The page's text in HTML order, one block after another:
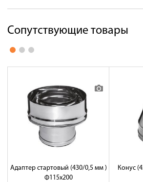
Сопутствующие товары
Адаптер стартовый (430/0,5 мм )
Ф115х200
Конус